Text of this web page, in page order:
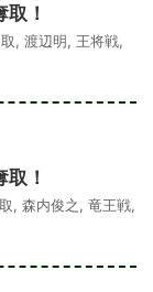
！
, 渡辺明, 王将戦,
！
, 森内俊之, 竜王戦,